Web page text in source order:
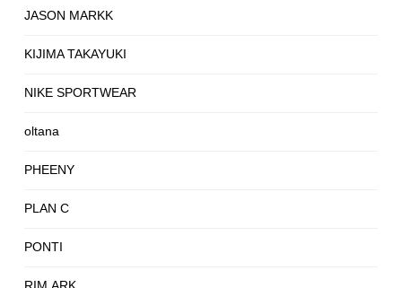
JASON MARKK
KIJIMA TAKAYUKI
NIKE SPORTWEAR
oltana
PHEENY
PLAN C
PONTI
RIM.ARK